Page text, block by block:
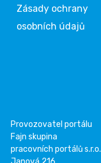
Zásady ochrany
osobních údajů
Provozovatel portálu
Fajn skupina
pracovních portálů s.r.o.